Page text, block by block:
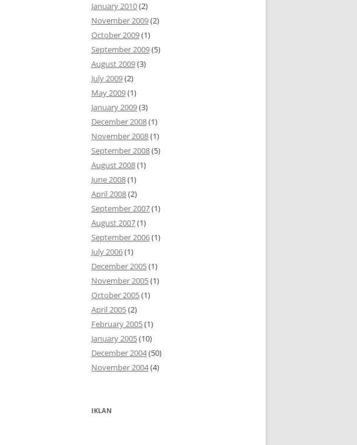
January 2010(2)
November 2009(2)
October 2009(1)
September 2009(5)
August 2009(3)
July 2009(2)
May 2009(1)
January 2009(3)
December 2008(1)
November 2008(1)
September 2008(5)
August 2008(1)
June 2008(1)
April 2008(2)
September 2007(1)
August 2007(1)
September 2006(1)
July 2006(1)
December 2005(1)
November 2005(1)
October 2005(1)
April 2005(2)
February 2005(1)
January 2005(10)
December 2004(50)
November 2004(4)
IKLAN